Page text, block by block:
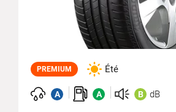
PREMIUM Été
A A B dB